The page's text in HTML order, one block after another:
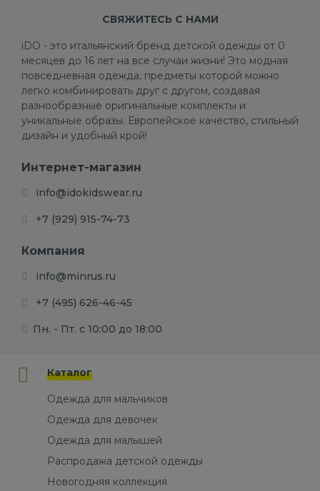
СВЯЖИТЕСЬ С НАМИ
iDO - это итальянский бренд детской одежды от 0
месяцев до 16 лет на все случаи жизни! Это модная
повседневная одежда, предметы которой можно
легко комбинировать друг с другом, создавая
разнообразные оригинальные комплекты и
уникальные образы. Европейское качество, стильный
дизайн и удобный крой!
Интернет-магазин
info@idokidswear.ru
+7 (929) 915-74-73
Компания
info@minrus.ru
+7 (495) 626-46-45
Пн. - Пт. с 10:00 до 18:00
Каталог
Одежда для мальчиков
Одежда для девочек
Одежда для малышей
Распродажа детской одежды
Новогодняя коллекция